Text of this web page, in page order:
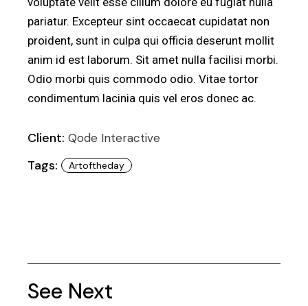
pariatur. Excepteur sint occaecat cupidatat non
proident, sunt in culpa qui officia deserunt mollit
anim id est laborum. Sit amet nulla facilisi morbi.
Odio morbi quis commodo odio. Vitae tortor
condimentum lacinia quis vel eros donec ac.
Client: Qode Interactive
Tags: Artoftheday
See Next